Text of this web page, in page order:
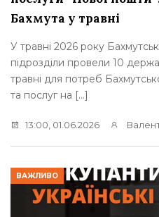
Бахмута у травні
У травні 2026 року
підрозділи провели 10
травні для потреб
та послуг на […]
13:00, 01.06.2026
ВАЖЛИВО